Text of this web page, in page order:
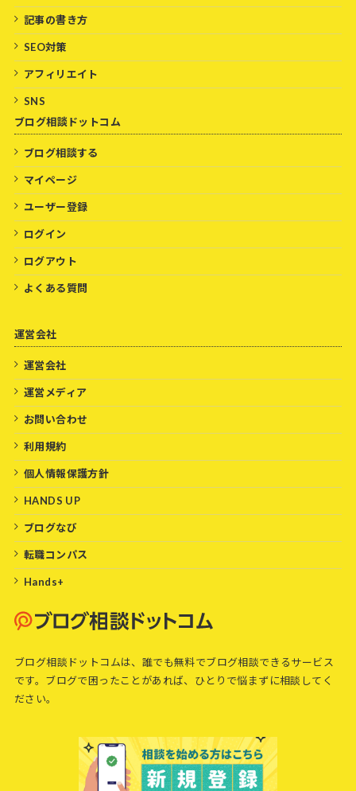
記事の書き方
SEO対策
アフィリエイト
SNS
ブログ相談ドットコム
ブログ相談する
マイページ
ユーザー登録
ログイン
ログアウト
よくある質問
運営会社
運営会社
運営メディア
お問い合わせ
利用規約
個人情報保護方針
HANDS UP
ブログなび
転職コンパス
Hands+
ブログ相談ドットコムは、誰でも無料でブログ相談できるサービス
です。ブログで困ったことがあれば、ひとりで悩まずに相談してく
ださい。